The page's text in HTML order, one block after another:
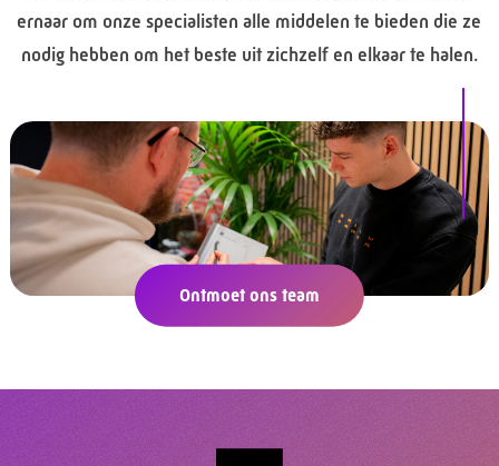
ernaar om onze specialisten alle middelen te bieden die ze
nodig hebben om het beste uit zichzelf en elkaar te halen.
Ontmoet ons team